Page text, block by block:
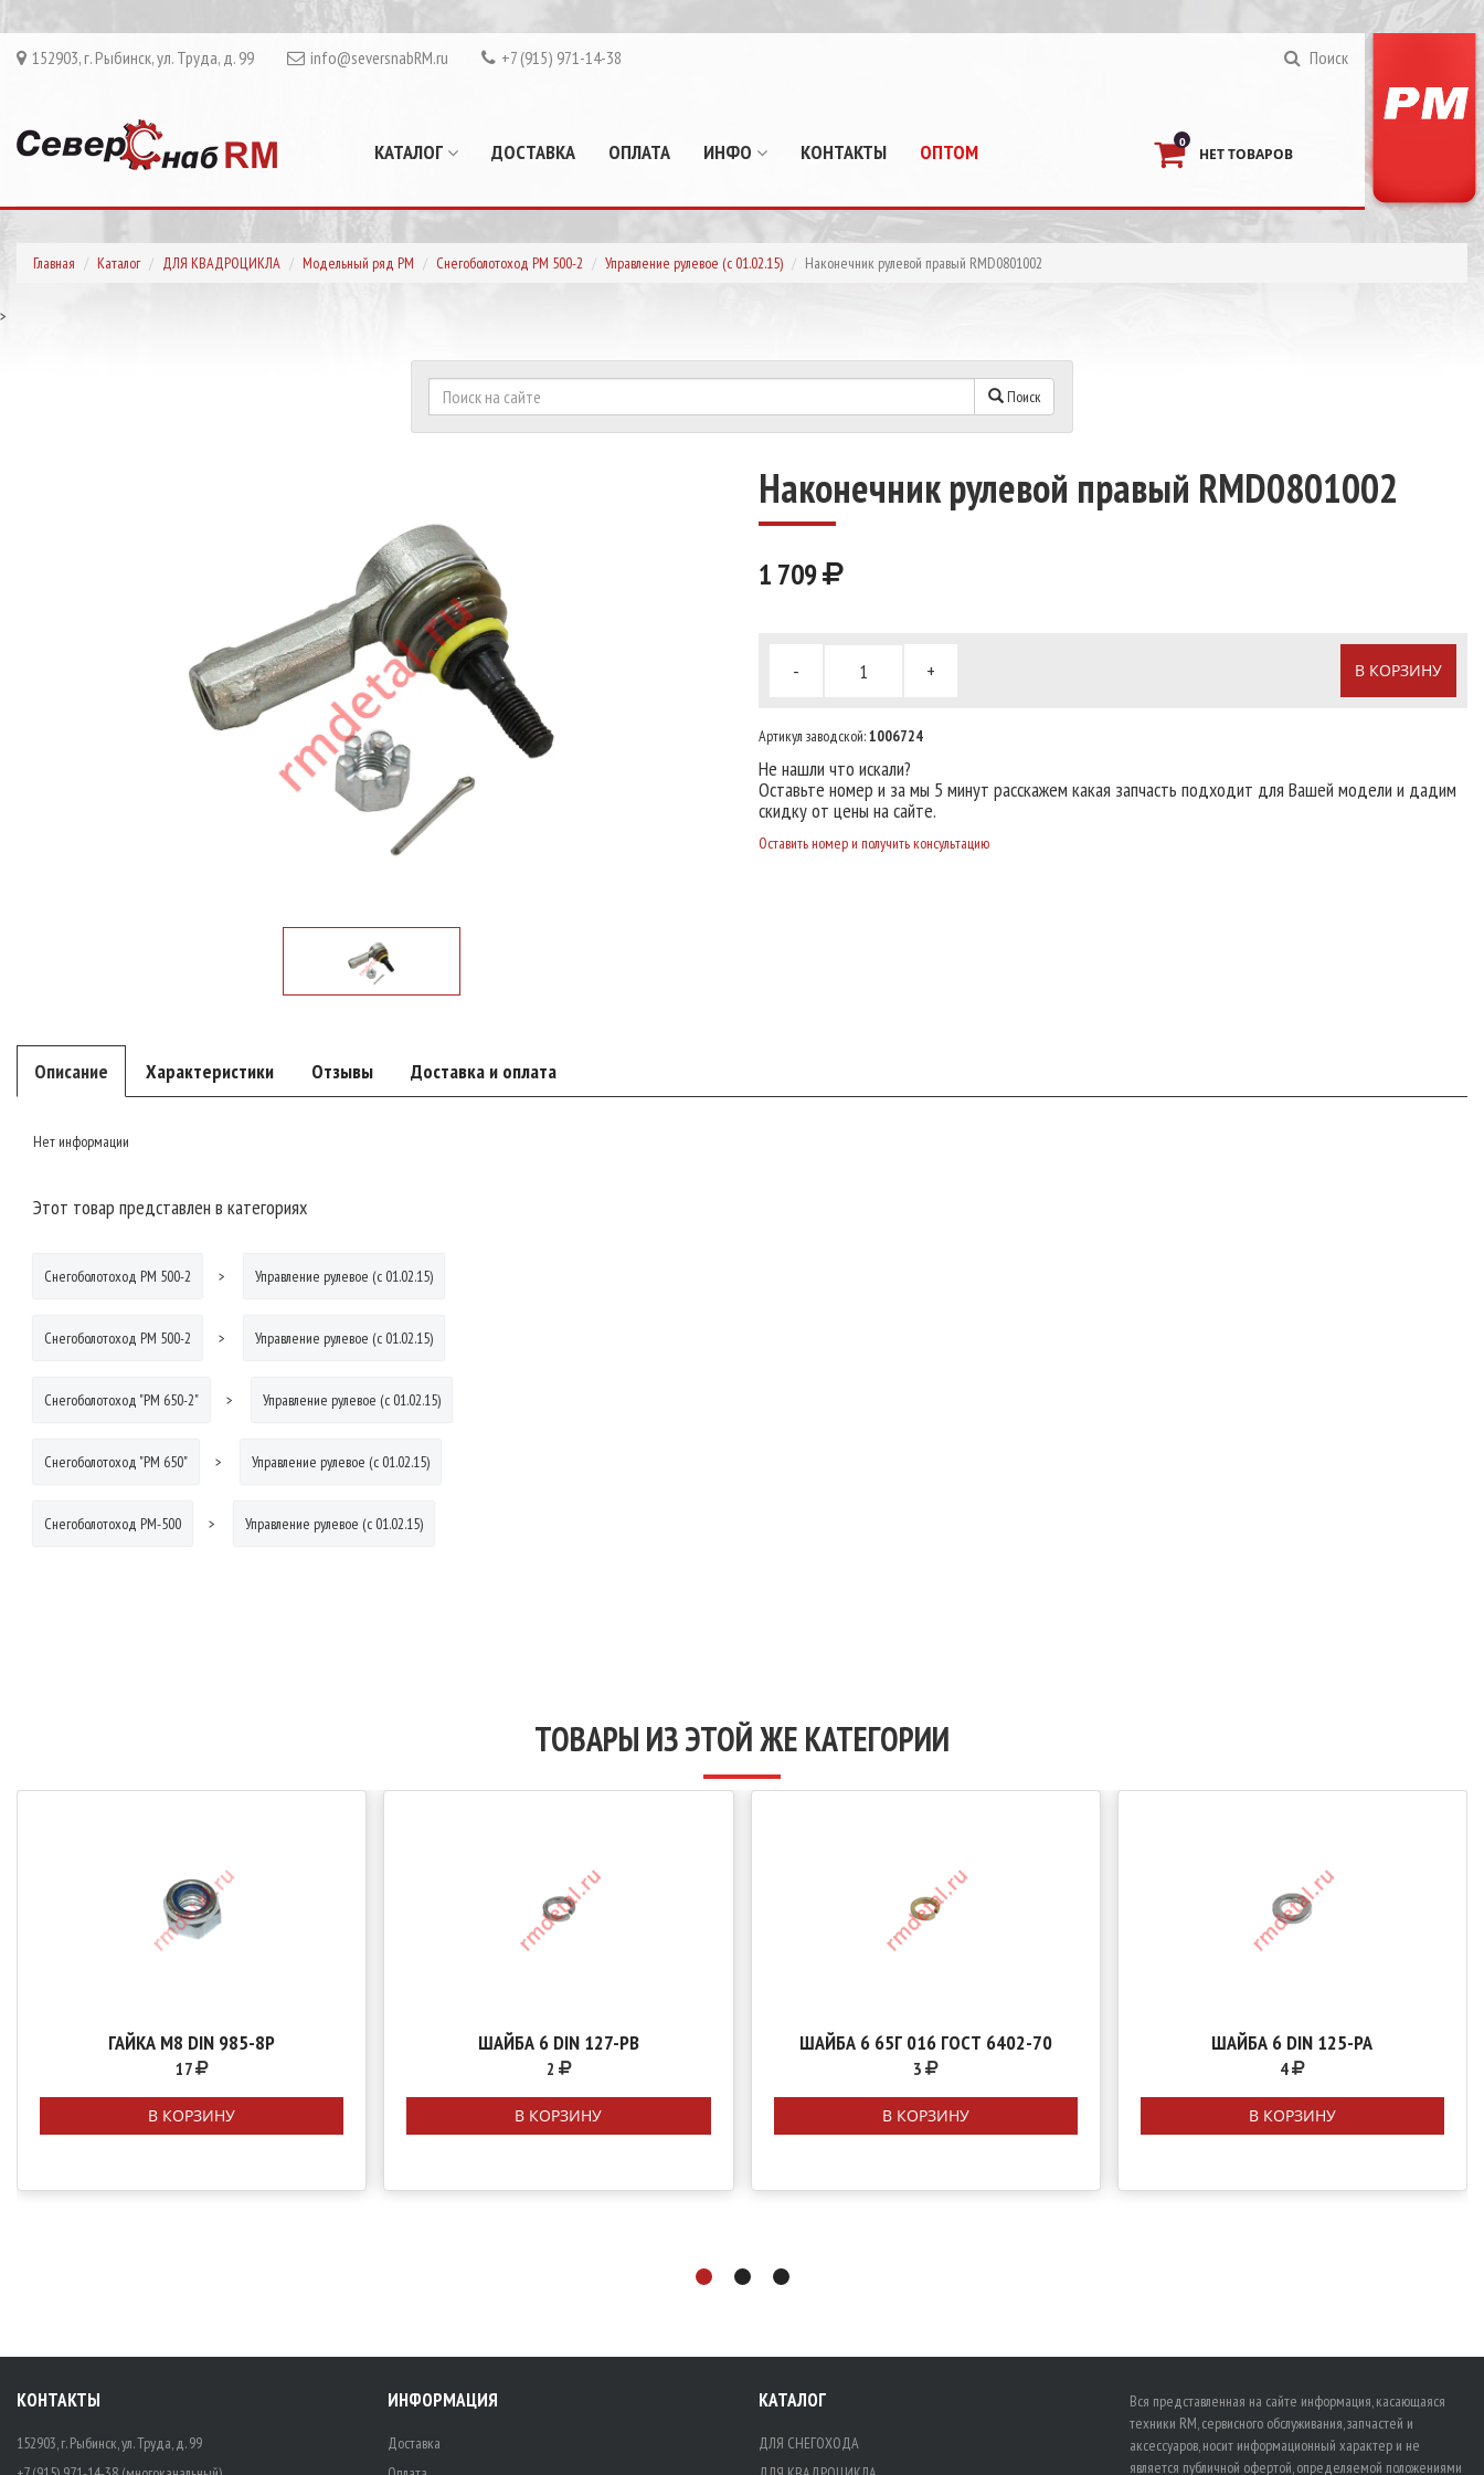
152903, г. Рыбинск, ул. Труда, д. 99 info@seversnabRM.ru +7 (915) 971-14-38 Поиск
КАТАЛОГ ДОСТАВКА ОПЛАТА ИНФО КОНТАКТЫ ОПТОМ 0
НЕТ ТОВАРОВ
Главная Каталог ДЛЯ КВАДРОЦИКЛА Модельный ряд РМ Снегоболотоход РМ 500-2 Управление рулевое (с 01.02.15) Наконечник рулевой правый RMD0801002
>
Поиск
Наконечник рулевой правый RMD0801002
1 709
- + В КОРЗИНУ
Артикул заводской:1006724
Не нашли что искали?
Оставьте номер и за мы 5 минут расскажем какая запчасть подходит для Вашей модели и дадим
скидку от цены на сайте.
Оставить номер и получить консультацию
Описание Характеристики Отзывы Доставка и оплата
Нет информации
Этот товар представлен в категориях
Снегоболотоход РМ 500-2 Управление рулевое (с 01.02.15)
Снегоболотоход РМ 500-2 Управление рулевое (с 01.02.15)
Снегоболотоход "РМ 650-2" Управление рулевое (с 01.02.15)
Снегоболотоход "РМ 650" Управление рулевое (с 01.02.15)
Снегоболотоход РМ-500 Управление рулевое (с 01.02.15)
ТОВАРЫ ИЗ ЭТОЙ ЖЕ КАТЕГОРИИ
ГАЙКА М8 DIN 985-8P
17
В КОРЗИНУ
ШАЙБА 6 DIN 127-РВ
2
В КОРЗИНУ
ШАЙБА 6 65Г 016 ГОСТ 6402-70
3
В КОРЗИНУ
ШАЙБА 6 DIN 125-PA
4
В КОРЗИНУ
КОНТАКТЫ
152903, г. Рыбинск, ул. Труда, д. 99
ИНФОРМАЦИЯ
Доставка
КАТАЛОГ
ДЛЯ СНЕГОХОДА
Вся представленная на сайте информация, касающаяся
техники RM, сервисного обслуживания, запчастей и
аксессуаров, носит информационный характер и не
является публичной офертой, определяемой положениями